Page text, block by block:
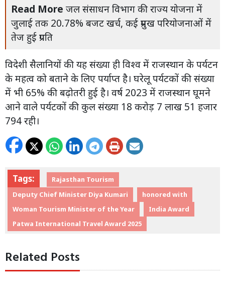
Read More जल संसाधन विभाग की राज्य योजना में
जुलाई तक 20.78% बजट खर्च, कई प्रमुख परियोजनाओं में
तेज हुई प्रगति
विदेशी सैलानियों की यह संख्या ही विश्व में राजस्थान के पर्यटन
के महत्व को बताने के लिए पर्याप्त है। घरेलू पर्यटकों की संख्या
में भी 65% की बढ़ोतरी हुई है। वर्ष 2023 में राजस्थान घूमने
आने वाले पर्यटकों की कुल संख्या 18 करोड़ 7 लाख 51 हजार
794 रही।
Tags:
Rajasthan Tourism
Deputy Chief Minister Diya Kumari
honored with
Woman Tourism Minister of the Year
India Award
Patwa International Travel Award 2025
Related Posts